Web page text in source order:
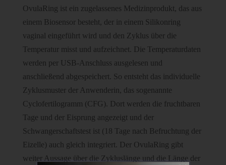
OvulaRing ist ein zugelassenes Medizinprodukt, das aus
einem Biosensor besteht, der in einem Silikonring
vaginal eingeführt wird und den Zyklus über die
Temperatur misst und aufzeichnet. Die Temperaturdaten
werden per USB-Anschluss ausgelesen und
anschließend abgespeichert. So entsteht das individuelle
Zyklusmuster der Anwenderin, das sogenannte
Cyclofertilogramm (CFG). Dort werden die fruchtbaren
Tage und der Eisprung angezeigt und der
Schwangerschaftstest ist (18 Tage nach Befruchtung der
Eizelle) auch gleich integriert. Der OvulaRing gibt
weiter Aussage über die Zykluslänge und die Länge der